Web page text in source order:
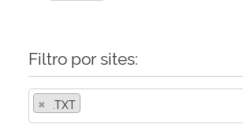
Filtro por sites:
× .TXT